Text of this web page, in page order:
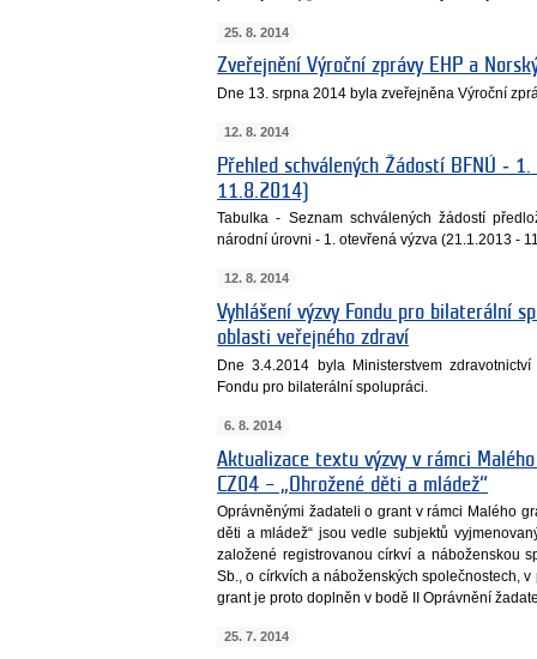
25. 8. 2014
Zveřejnění Výroční zprávy EHP a
Dne 13. srpna 2014 byla zveřejněna Výroční
12. 8. 2014
Přehled schválených Žádostí BFNÚ ‐
11.8.2014)
Tabulka - Seznam schválených žádostí
národní úrovni - 1. otevřená výzva (21.1.2013 -
12. 8. 2014
Vyhlášení výzvy Fondu pro bilaterální
oblasti veřejného zdraví
Dne 3.4.2014 byla Ministerstvem
Fondu pro bilaterální spolupráci.
6. 8. 2014
Aktualizace textu výzvy v rámci
CZ04 – „Ohrožené děti a mládež“
Oprávněnými žadateli o grant v rámci Malého
děti a mládež“ jsou vedle subjektů
založené registrovanou církví a náboženskou
Sb., o církvích a náboženských společnostech,
grant je proto doplněn v bodě II Oprávnění
25. 7. 2014